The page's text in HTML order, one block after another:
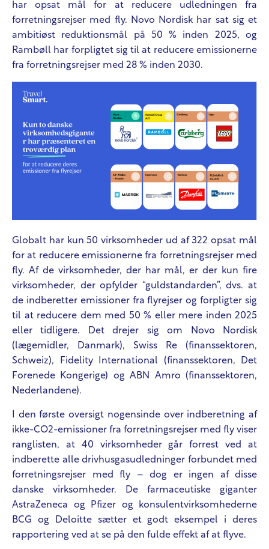
har opsat mål for at reducere udledningen fra
forretningsrejser med fly. Novo Nordisk har sat sig et
ambitiøst reduktionsmål på 50 % inden 2025, og
Rambøll har forpligtet sig til at reducere emissionerne
fra forretningsrejser med 28 % inden 2030.
Globalt har kun 50 virksomheder ud af 322 opsat mål
for at reducere emissionerne fra forretningsrejser med
fly. Af de virksomheder, der har mål, er der kun fire
virksomheder, der opfylder “guldstandarden”, dvs. at
de indberetter emissioner fra flyrejser og forpligter sig
til at reducere dem med 50 % eller mere inden 2025
eller tidligere. Det drejer sig om Novo Nordisk
(lægemidler, Danmark), Swiss Re (finanssektoren,
Schweiz), Fidelity International (finanssektoren, Det
Forenede Kongerige) og ABN Amro (finanssektoren,
Nederlandene).
I den første oversigt nogensinde over indberetning af
ikke-CO2-emissioner fra forretningsrejser med fly viser
ranglisten, at 40 virksomheder går forrest ved at
indberette alle drivhusgasudledninger forbundet med
forretningsrejser med fly – dog er ingen af disse
danske virksomheder. De farmaceutiske giganter
AstraZeneca og Pfizer og konsulentvirksomhederne
BCG og Deloitte sætter et godt eksempel i deres
rapportering ved at se på den fulde effekt af at flyve.